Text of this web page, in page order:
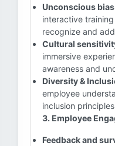
Unconscious
interactive
recognize and
Cultural
immersive
awareness and
Diversity &
employee
inclusion
3. Employee
Feedback and